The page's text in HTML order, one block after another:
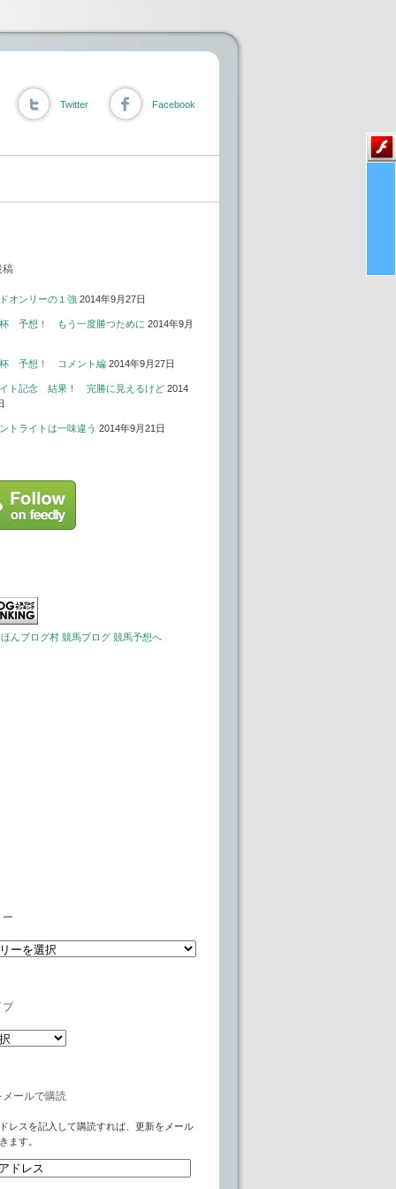
Twitter Facebook
稿
オンリーの１強 2014年9月27日
予想！ もう一度勝つために 2014年9月
杯 予想！ コメント編 2014年9月27日
ト記念 結果！ 完勝に見えるけど 2014
トライトは一味違う 2014年9月21日
ー
ブ
メールで購読
レスを記入して購読すれば、更新をメール
ます。